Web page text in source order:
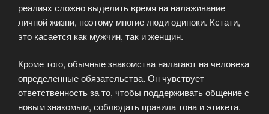
реалиях сложно выделить время на налаживание
личной жизни, поэтому многие люди одиноки. Кстати,
это касается как мужчин, так и женщин.
Кроме того, обычные знакомства налагают на человека
определенные обязательства. Он чувствует
ответственность за то, чтобы поддерживать общение с
новым знакомым, соблюдать правила тона и этикета.